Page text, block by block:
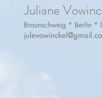
Juliane
Braunschweig * Berlin *